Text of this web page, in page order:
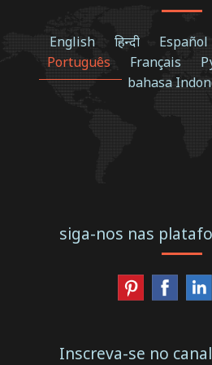
English हिन्दी Español
Português
Français
bahasa
siga-nos nas
Inscreva-se no